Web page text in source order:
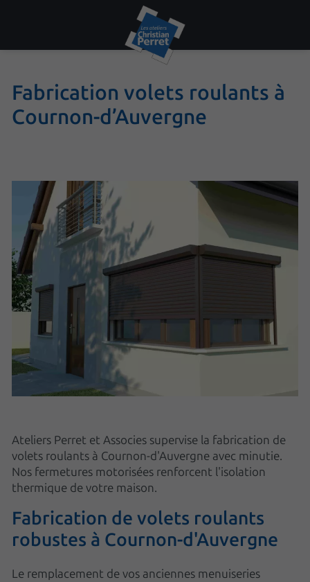
Fabrication volets roulants à
Cournon-d’Auvergne
Ateliers Perret et Associes supervise la fabrication de
volets roulants à Cournon-d'Auvergne avec minutie.
Nos fermetures motorisées renforcent l'isolation
thermique de votre maison.
Fabrication de volets roulants
robustes à Cournon-d'Auvergne
Le remplacement de vos anciennes menuiseries